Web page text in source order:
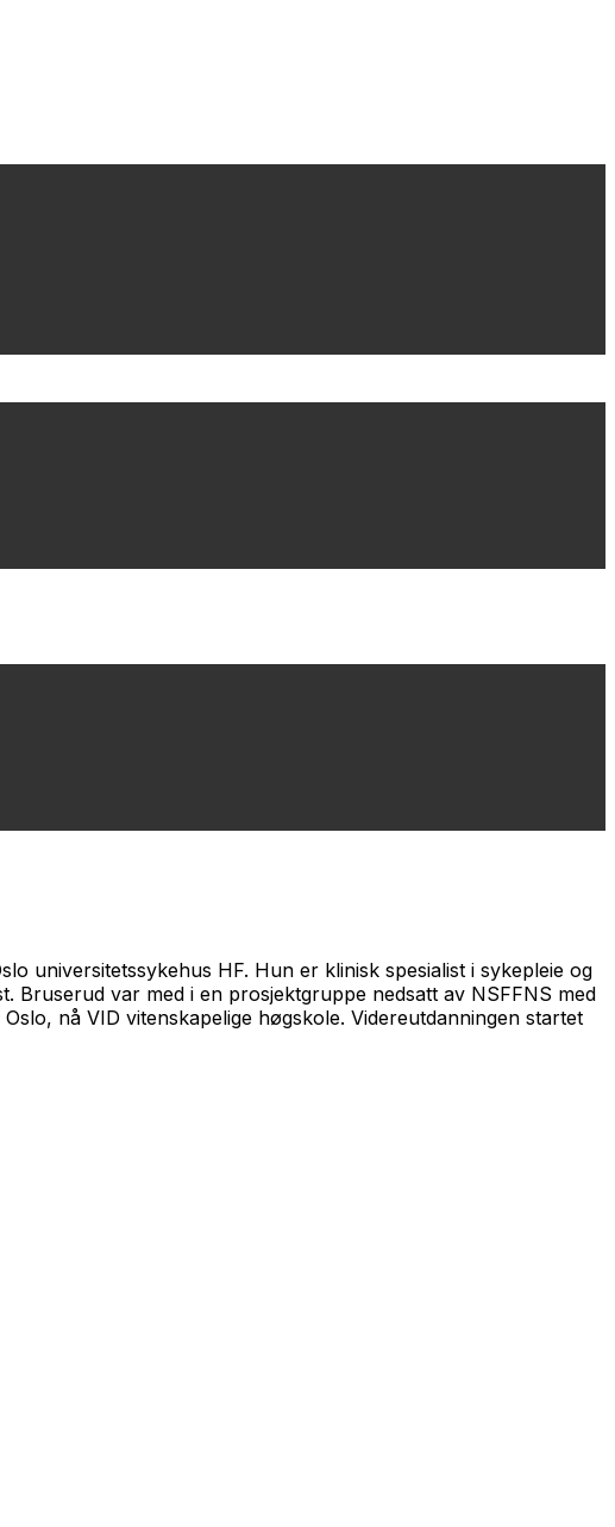
universitetssykehus HF. Hun er klinisk spesialist i sykepleie og
Bruserud var med i en prosjektgruppe nedsatt av NSFFNS med
nå VID vitenskapelige høgskole. Videreutdanningen startet